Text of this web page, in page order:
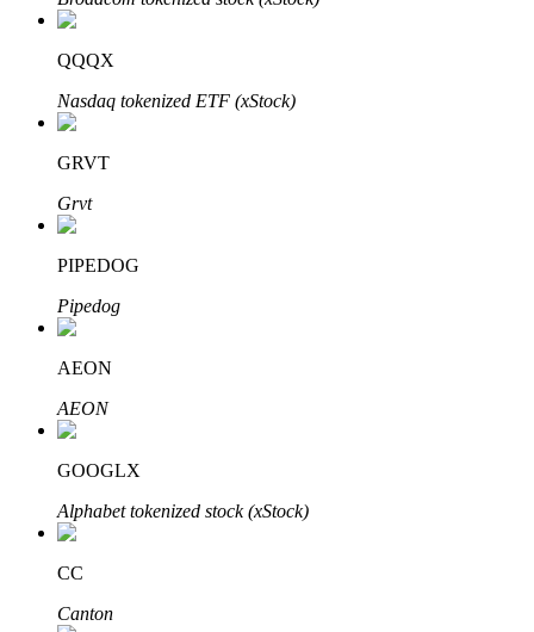
الاستثمار التلقائي
احصل على أرباح طويلة الأجل وفوائد مرنة
Bitrue
QQQX
Nasdaq tokenized ETF (xStock)
GRVT
Grvt
PIPEDOG
Pipedog
AEON
AEON
GOOGLX
Alphabet tokenized stock (xStock)
CC
Canton